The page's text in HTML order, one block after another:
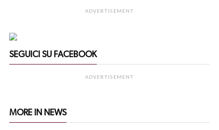
ADVERTISEMENT
SEGUICI SU FACEBOOK
ADVERTISEMENT
MORE IN NEWS